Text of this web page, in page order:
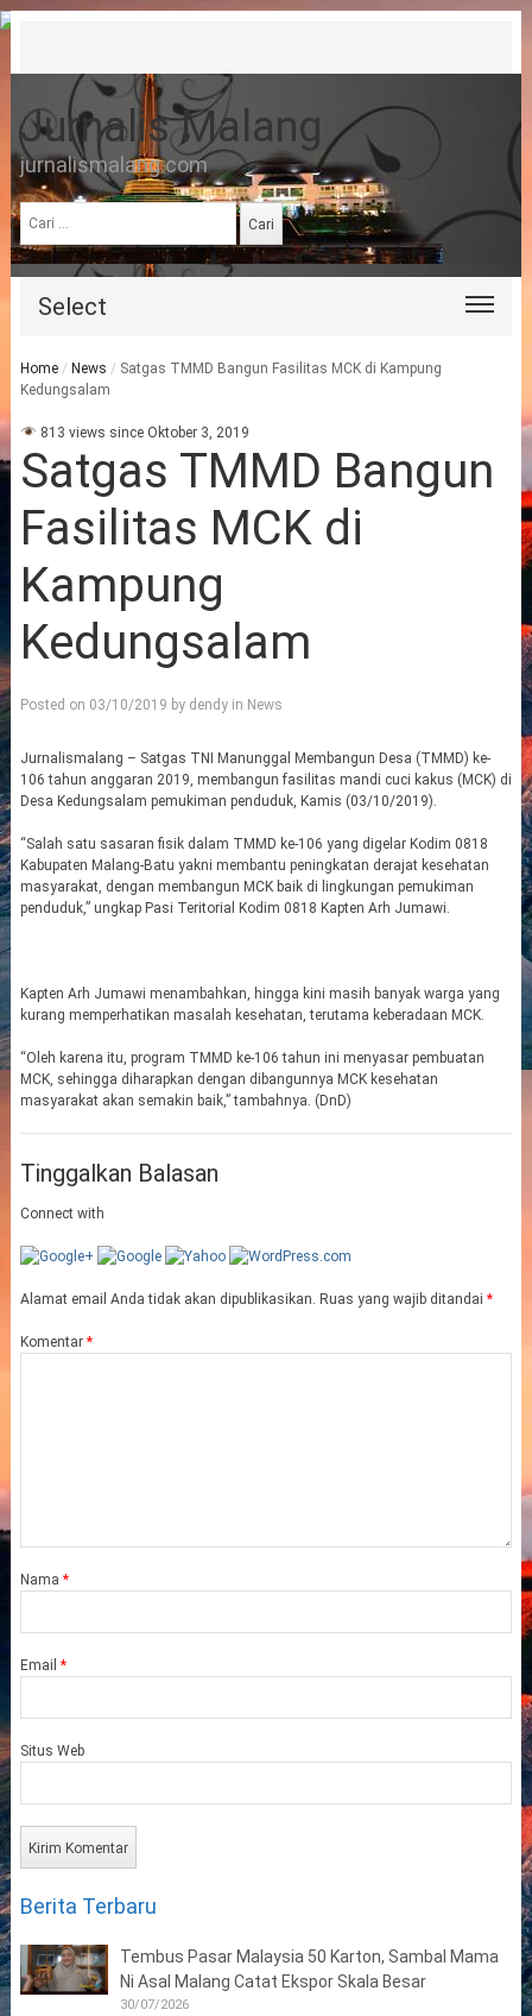
Jurnalis Malang
jurnalismalang.com
Cari
untuk:
Select
Home / News / Satgas TMMD Bangun Fasilitas MCK di Kampung
Kedungsalam
813 views since Oktober 3, 2019
Satgas TMMD Bangun
Fasilitas MCK di
Kampung
Kedungsalam
Posted on 03/10/2019 by dendyin News
Jurnalismalang – Satgas TNI Manunggal Membangun Desa (TMMD) ke-
106 tahun anggaran 2019, membangun fasilitas mandi cuci kakus (MCK) di
Desa Kedungsalam pemukiman penduduk, Kamis (03/10/2019).
“Salah satu sasaran fisik dalam TMMD ke-106 yang digelar Kodim 0818
Kabupaten Malang-Batu yakni membantu peningkatan derajat kesehatan
masyarakat, dengan membangun MCK baik di lingkungan pemukiman
penduduk,” ungkap Pasi Teritorial Kodim 0818 Kapten Arh Jumawi.
Kapten Arh Jumawi menambahkan, hingga kini masih banyak warga yang
kurang memperhatikan masalah kesehatan, terutama keberadaan MCK.
“Oleh karena itu, program TMMD ke-106 tahun ini menyasar pembuatan
MCK, sehingga diharapkan dengan dibangunnya MCK kesehatan
masyarakat akan semakin baik,” tambahnya. (DnD)
Tinggalkan Balasan
Connect with
Alamat email Anda tidak akan dipublikasikan. Ruas yang wajib ditandai *
Komentar *
Nama *
Email *
Situs Web
Berita Terbaru
Tembus Pasar Malaysia 50 Karton, Sambal Mama
Ni Asal Malang Catat Ekspor Skala Besar
30/07/2026